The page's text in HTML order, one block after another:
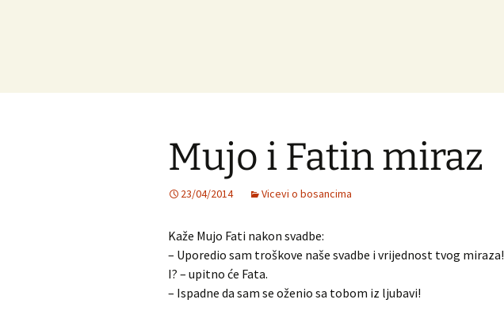
Mujo i Fatin miraz
23/04/2014 Vicevi o bosancima
Kaže Mujo Fati nakon svadbe:
– Uporedio sam troškove naše svadbe i vrijednost tvog miraza!
I? – upitno će Fata.
– Ispadne da sam se oženio sa tobom iz ljubavi!